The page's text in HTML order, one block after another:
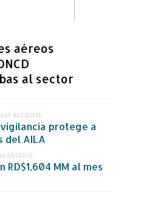
aéreos
al sector
RECIENTE
protege a
del AILA
ANTIGUA
MM al mes